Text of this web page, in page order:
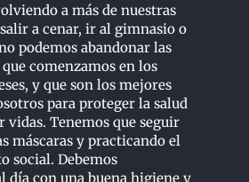
a más de nuestras
a cenar, ir al gimnasio o
podemos abandonar las
comenzamos en los
y que son los mejores
para proteger la salud
vidas. Tenemos que seguir
máscaras y practicando el
social. Debemos
día con una buena higiene y